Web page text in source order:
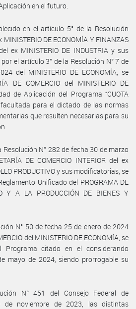
en el futuro.
en el artículo 5° de la Resolución
DE ECONOMÍA Y FINANZAS
ex MINISTERIO DE INDUSTRIA y sus
el artículo 3° de la Resolución N° 7 de
del MINISTERIO DE ECONOMÍA, se
DE COMERCIO del MINISTERIO DE
de Aplicación del Programa “CUOTA
facultada para el dictado de las normas
que resulten necesarias para su
Resolución N° 282 de fecha 30 de marzo
DE COMERCIO INTERIOR del ex
PRODUCTIVO y sus modificatorias, se
Unificado del PROGRAMA DE
Y A LA PRODUCCIÓN DE BIENES Y
N° 50 de fecha 25 de enero de 2024
del MINISTERIO DE ECONOMÍA, se
Programa citado en el considerando
mayo de 2024, siendo prorrogable su
N° 451 del Consejo Federal de
de noviembre de 2023, las distintas